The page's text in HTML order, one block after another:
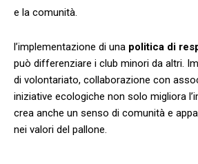
e ​la comunità.
l’implementazione di una politica ‍di
può differenziare i​ club minori⁤ da altri.
di volontariato, collaborazione con
iniziative ecologiche non ‌solo migliora
crea anche un senso di comunità e
nei⁣ valori del pallone.